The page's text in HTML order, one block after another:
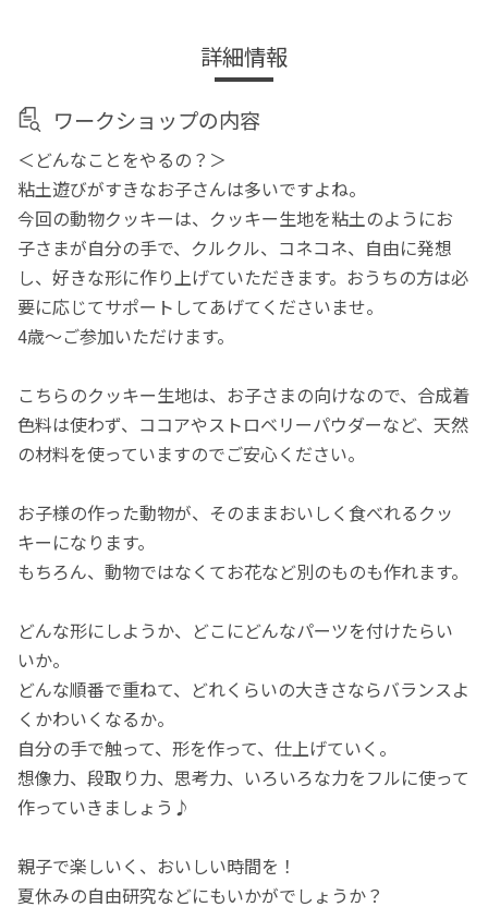
詳細情報
ワークショップの内容
＜どんなことをやるの？＞
粘土遊びがすきなお子さんは多いですよね。
今回の動物クッキーは、クッキー生地を粘土のようにお
子さまが自分の手で、クルクル、コネコネ、自由に発想
し、好きな形に作り上げていただきます。おうちの方は必
要に応じてサポートしてあげてくださいませ。
4歳～ご参加いただけます。
こちらのクッキー生地は、お子さまの向けなので、合成着
色料は使わず、ココアやストロベリーパウダーなど、天然
の材料を使っていますのでご安心ください。
お子様の作った動物が、そのままおいしく食べれるクッ
キーになります。
もちろん、動物ではなくてお花など別のものも作れます。
どんな形にしようか、どこにどんなパーツを付けたらい
いか。
どんな順番で重ねて、どれくらいの大きさならバランスよ
くかわいくなるか。
自分の手で触って、形を作って、仕上げていく。
想像力、段取り力、思考力、いろいろな力をフルに使って
作っていきましょう♪
親子で楽しいく、おいしい時間を！
夏休みの自由研究などにもいかがでしょうか？